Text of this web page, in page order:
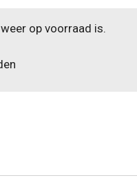
op voorraad is.